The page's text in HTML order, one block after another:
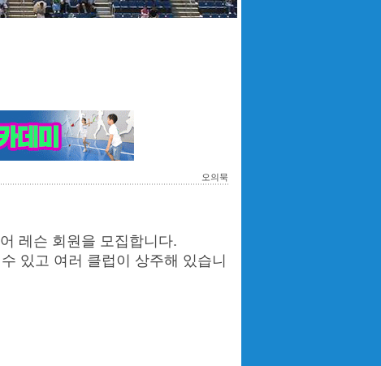
오의묵
레슨 회원을 모집합니다.
있고 여러 클럽이 상주해 있습니